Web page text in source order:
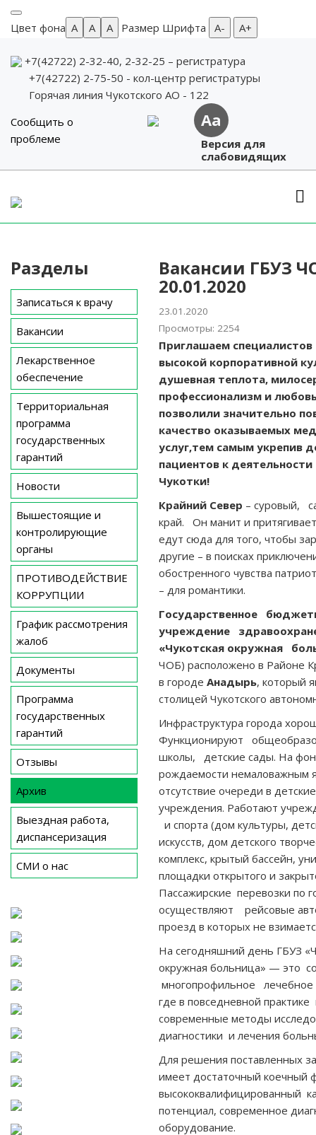
Цвет фона A A A Размер Шрифта А- А+
+7(42722) 2-32-40, 2-32-25 – регистратура
+7(42722) 2-75-50 - кол-центр регистратуры
Горячая линия Чукотского АО - 122
Сообщить о
проблеме
Aa
Версия для
слабовидящих
content
Разделы
Записаться к врачу
Вакансии
Лекарственное
обеспечение
Территориальная
программа
государственных
гарантий
Новости
Вышестоящие и
контролирующие
органы
ПРОТИВОДЕЙСТВИЕ
КОРРУПЦИИ
График рассмотрения
жалоб
Документы
Программа
государственных
гарантий
Отзывы
Архив
Выездная работа,
диспансеризация
СМИ о нас
Вакансии ГБУЗ
20.01.2020
23.01.2020
Просмотры: 2254
Приглашаем специалистов
высокой корпоративной
душевная теплота,
профессионализм и
позволили значительно
качество оказываемых
услуг,тем самым укрепив
пациентов к
Чукотки!
Крайний Север – суровый,
край. Он манит и
едут сюда для того, чтобы
другие – в поисках
обостренного чувства
– для романтики.
Государственное
учреждение
«Чукотская окружная
ЧОБ) расположено в Районе
в городе Анадырь, который
столицей Чукотского
Инфраструктура города
Функционируют
школы, детские сады. На
рождаемости немаловажным
отсутствие очереди в
учреждения. Работают
и спорта (дом культуры,
искусств, дом детского
комплекс, крытый бассейн,
площадки открытого и
Пассажирские перевозки по
осуществляют рейсовые
проезд в которых не
На сегодняшний день ГБУЗ
окружная больница» — это
многопрофильное
где в повседневной
современные методы
диагностики и лечения
Для решения поставленных
имеет достаточный коечный
высококвалифицированный
потенциал, современное
оборудование.